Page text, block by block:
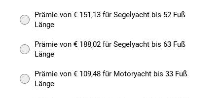
Prämie von € 151,13 für Segelyacht bis 52 Fuß
Länge
Prämie von € 188,02 für Segelyacht bis 63 Fuß
Länge
Prämie von € 109,48 für Motoryacht bis 33 Fuß
Länge